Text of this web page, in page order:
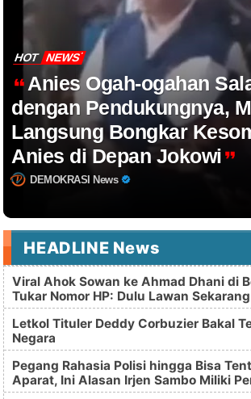
HOT NEWS
Anies Ogah-ogahan
dengan Pendukungnya,
Langsung Bongkar
Anies di Depan Jokowi
DEMOKRASI News
HEADLINE News
Viral Ahok Sowan ke Ahmad Dhani di
Tukar Nomor HP: Dulu Lawan
Letkol Tituler Deddy Corbuzier Bakal
Negara
Pegang Rahasia Polisi hingga Bisa
Aparat, Ini Alasan Irjen Sambo Miliki